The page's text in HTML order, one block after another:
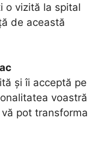
o vizită la spital
de această
și îi acceptă pe
voastră
pot transforma